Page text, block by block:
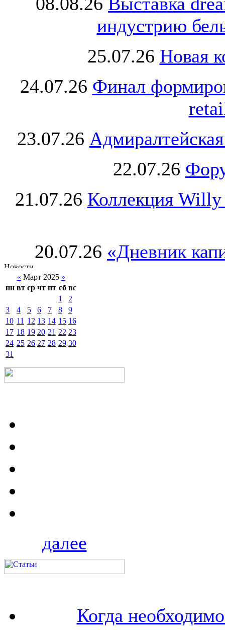
индустрию
25.07.26 Новая
24.07.26 Финал
23.07.26
22.07.26
21.07.26 Коллекция Willy
20.07.26 «Дневник
« Март 2025 »
пн вт ср чт пт сб вс
1
2
3
4 5 6 7 8
9
10 11 12 13 14 15 16
17 18 19 20 21 22 23
24 25 26 27 28 29 30
31
далее
Когда